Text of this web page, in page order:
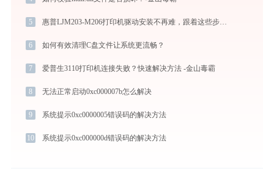
5 惠普LJM203-M206打印机驱动安装不再难，跟着这些步骤一学就会
6 如何有效清理C盘文件让系统更流畅？
7 爱普生3110打印机连接失败？快速解决方法 -金山毒霸
8 无法正常启动0xc000007b怎么解决
9 系统提示0xc0000005错误码的解决方法
10 系统提示0xc000000d错误码的解决方法